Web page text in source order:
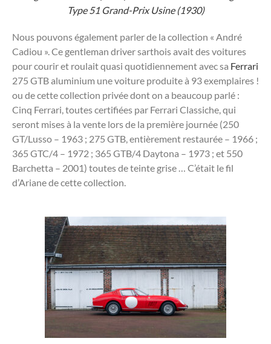
Type 51 Grand-Prix Usine (1930)
Nous pouvons également parler de la collection « André
Cadiou ». Ce gentleman driver sarthois avait des voitures
pour courir et roulait quasi quotidiennement avec sa Ferrari
275 GTB aluminium une voiture produite à 93 exemplaires !
ou de cette collection privée dont on a beaucoup parlé :
Cinq Ferrari, toutes certifiées par Ferrari Classiche, qui
seront mises à la vente lors de la première journée (250
GT/Lusso – 1963 ; 275 GTB, entièrement restaurée – 1966 ;
365 GTC/4 – 1972 ; 365 GTB/4 Daytona – 1973 ; et 550
Barchetta – 2001) toutes de teinte grise … C’était le fil
d’Ariane de cette collection.